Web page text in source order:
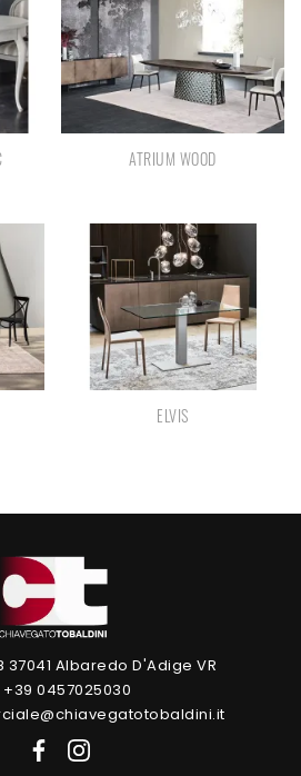
ATRIUM WOOD
ELVIS
37041 Albaredo D'Adige VR
+39 0457025030